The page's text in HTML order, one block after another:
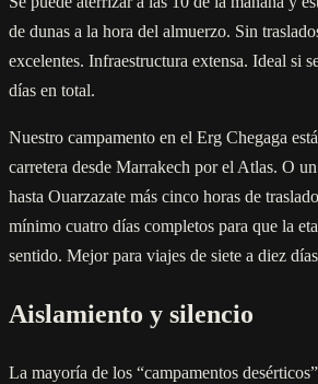
de dunas a la hora del almuerzo. Sin
excelentes. Infraestructura extensa. Ideal si
días en total.
Nuestro campamento en el Erg Chegaga
carretera desde Marrakech por el Atlas. O
hasta Ouarzazate más cinco horas de
mínimo cuatro días completos para que la
sentido. Mejor para viajes de siete a diez
Aislamiento y silencio
La mayoría de los “campamentos